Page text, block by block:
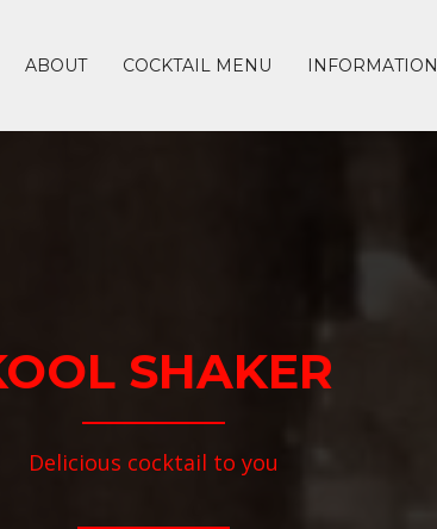
ABOUT COCKTAIL MENU INFORMATION
SHAKER
Delicious cocktail to you